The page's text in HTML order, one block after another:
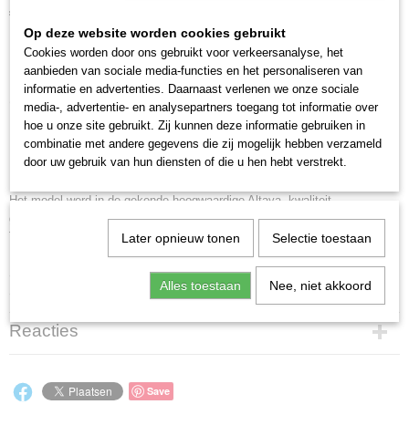
€ 19,95
Op voorraad
Omschrijving
Felipe Massa Ferrari F2008
Het model werd in de gekende hoogwaardige Altaya -kwaliteit
geproduceerd en geeft het origineel zo best mogelijk weer.
Team: Scuderia Ferrari
Driver: Felipe Massa
Reacties
Save
Op deze website worden cookies gebruikt
Cookies worden door ons gebruikt voor verkeersanalyse, het
aanbieden van sociale media-functies en het personaliseren van
informatie en advertenties. Daarnaast verlenen we onze sociale
media-, advertentie- en analysepartners toegang tot informatie over
hoe u onze site gebruikt. Zij kunnen deze informatie gebruiken in
combinatie met andere gegevens die zij mogelijk hebben verzameld
door uw gebruik van hun diensten of die u hen hebt verstrekt.
Later opnieuw tonen Selectie toestaan
Alles toestaan Nee, niet akkoord